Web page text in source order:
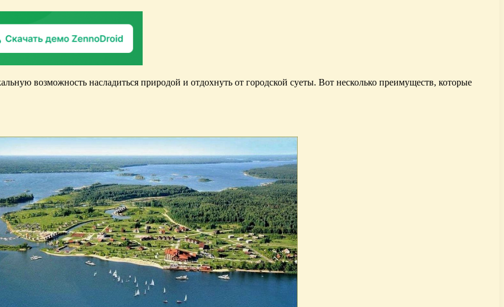
возможность насладиться природой и отдохнуть от городской суеты. Вот несколько преимуществ, которые